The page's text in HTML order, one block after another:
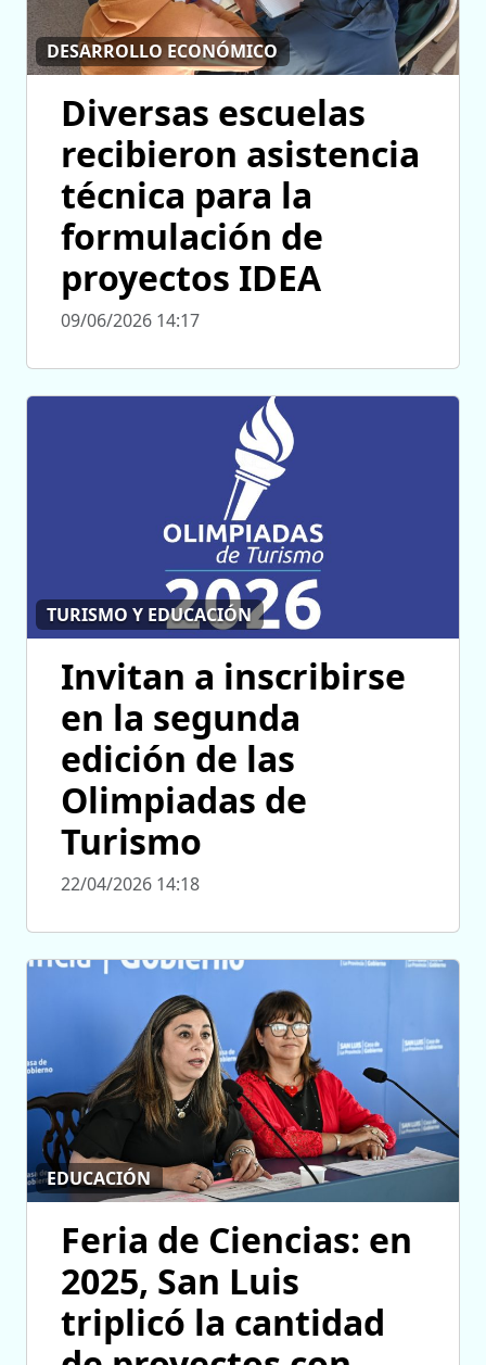
DESARROLLO ECONÓMICO
Diversas escuelas
recibieron asistencia
técnica para la
formulación de
proyectos IDEA
09/06/2026 14:17
TURISMO Y EDUCACIÓN
Invitan a inscribirse
en la segunda
edición de las
Olimpiadas de
Turismo
22/04/2026 14:18
EDUCACIÓN
Feria de Ciencias: en
2025, San Luis
triplicó la cantidad